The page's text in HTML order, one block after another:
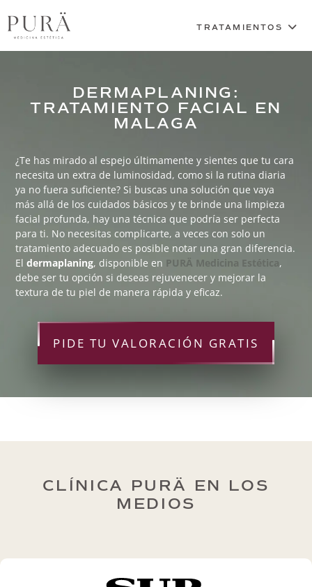
DERMAPLANING:
TRATAMIENTO FACIAL EN
MALAGA
¿Te has mirado al espejo últimamente y sientes que tu cara
necesita un extra de luminosidad, como si la rutina diaria
ya no fuera suficiente? Si buscas una solución que vaya
más allá de los cuidados básicos y te brinde una limpieza
facial profunda, hay una técnica que podría ser perfecta
para ti. No necesitas complicarte, a veces con solo un
tratamiento adecuado es posible notar una gran diferencia.
Eldermaplaning, disponible en PURÄ Medicina Estética ,
debe ser tu opción si deseas rejuvenecer y mejorar la
textura de tu piel de manera rápida y eficaz.
PIDE TU VALORACIÓN GRATIS
CLÍNICA PURÄ EN LOS
MEDIOS